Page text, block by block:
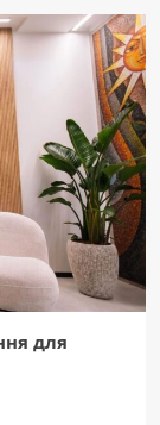
для